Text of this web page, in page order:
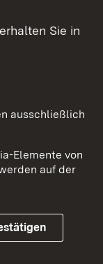
Sie in
ausschließlich
Elemente von
auf der